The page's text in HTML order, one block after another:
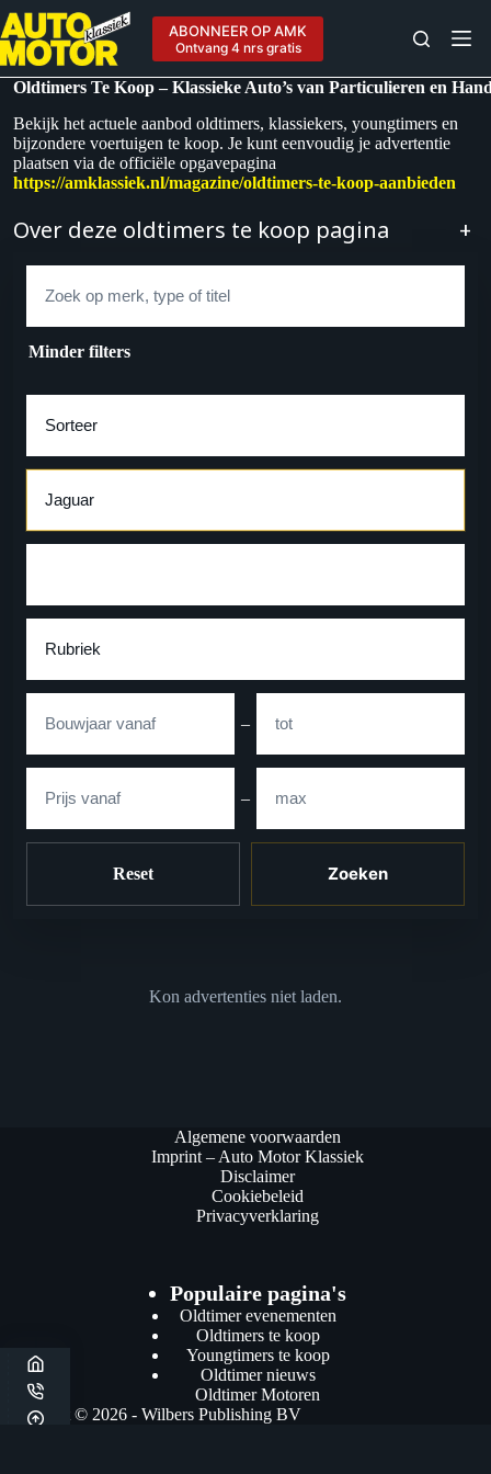
Ga
naar
de
inhoud
ABONNEER OP AMK
Ontvang 4 nrs gratis
Oldtimers Te Koop – Klassieke Auto’s van Particulieren en
Bekijk het actuele aanbod oldtimers, klassiekers, youngtimers en
bijzondere voertuigen te koop. Je kunt eenvoudig je advertentie
plaatsen via de officiële opgavepagina
https://amklassiek.nl/magazine/oldtimers-te-koop-aanbieden
Over deze oldtimers te koop pagina +
Minder filters
–
–
Reset Zoeken
Kon advertenties niet laden.
Algemene voorwaarden
Imprint – Auto Motor Klassiek
Disclaimer
Cookiebeleid
Privacyverklaring
Populaire pagina's
Oldtimer evenementen
Oldtimers te koop
Youngtimers te koop
Oldtimer nieuws
Oldtimer Motoren
Copyright © 2026 - Wilbers Publishing BV